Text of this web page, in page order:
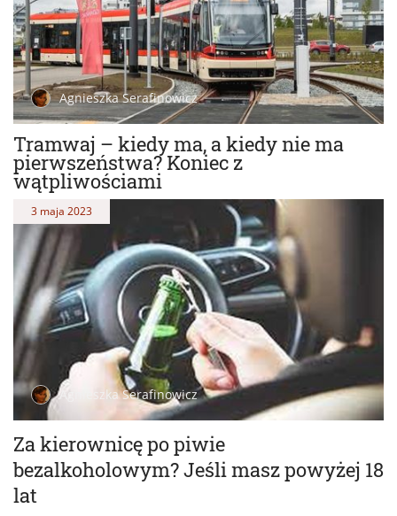
Tramwaj – kiedy ma, a kiedy nie ma
pierwszeństwa? Koniec z
wątpliwościami
Agnieszka Serafinowicz
Za kierownicę po piwie
bezalkoholowym? Jeśli masz powyżej 18
lat
3 maja 2023
Agnieszka Serafinowicz